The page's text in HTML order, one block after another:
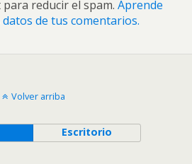
reducir el spam. Aprende
de tus comentarios.
Volver arriba
Escritorio